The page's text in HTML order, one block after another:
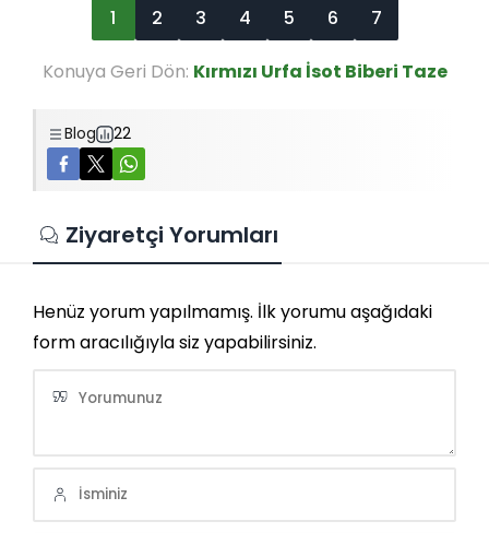
1 2 3 4 5 6 7
Konuya Geri Dön: Kırmızı Urfa İsot Biberi Taze
Blog 22
Ziyaretçi Yorumları
Henüz yorum yapılmamış. İlk yorumu aşağıdaki
form aracılığıyla siz yapabilirsiniz.